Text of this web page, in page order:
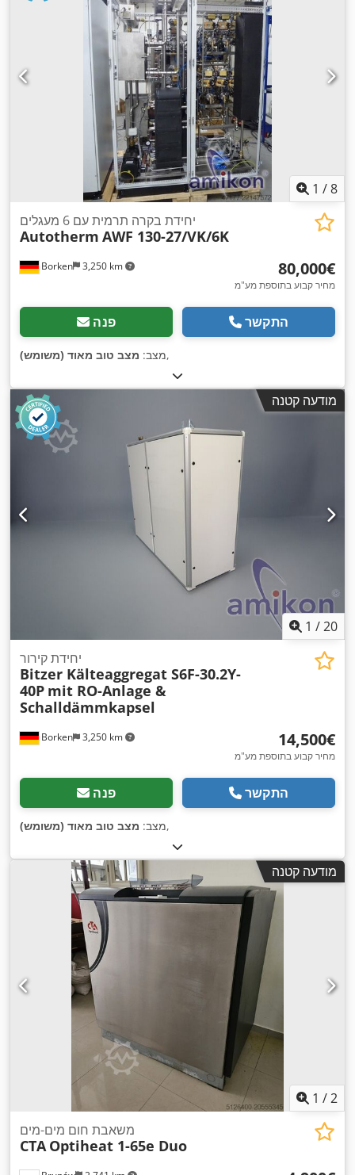
1 /8
Borken 3,250 km
יחידת בקרה תרמית עם 6 מעגלים
Autotherm AWF 130-27/VK/6K
‏80,000 ‏€
מחיר קבוע בתוספת מע"מ
פנה התקשר
מצב: מצב טוב מאוד (משומש) ,
מודעה קטנה
1 /20
Borken 3,250 km
יחידת קירור
Bitzer Kälteaggregat S6F-30.2Y-
40P mit RO-Anlage &
Schalldämmkapsel
‏14,500 ‏€
מחיר קבוע בתוספת מע"מ
פנה התקשר
מצב: מצב טוב מאוד (משומש) ,
מודעה קטנה
1 /2
משאבת חום מים-מים
CTA Optiheat 1-65e Duo